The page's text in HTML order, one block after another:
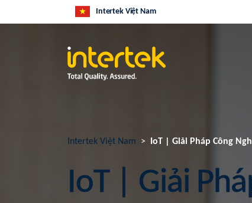
Intertek Việt Nam
Intertek Việt Nam IoT | Giải Pháp Công
IoT | Giải